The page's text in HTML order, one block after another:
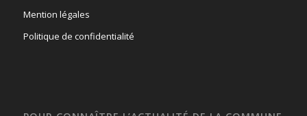
Mention légales
Politique de confidentialité